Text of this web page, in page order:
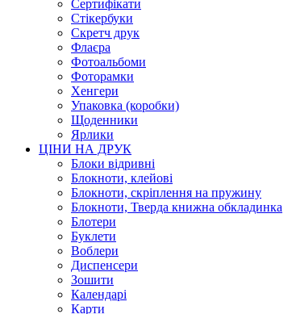
Сертифікати
Стікербуки
Скретч друк
Флаєра
Фотоальбоми
Фоторамки
Хенгери
Упаковка (коробки)
Щоденники
Ярлики
ЦІНИ НА ДРУК
Блоки відривні
Блокноти, клейові
Блокноти, скріплення на пружину
Блокноти, Тверда книжна обкладинка
Блотери
Буклети
Воблери
Диспенсери
Зошити
Календарі
Карти